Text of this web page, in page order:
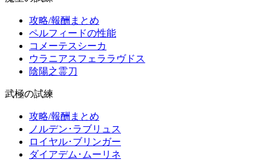
攻略/報酬まとめ
ペルフィードの性能
コメーテスシーカ
ウラニアスフェララヴドス
陰陽之霊刀
武極の試練
攻略/報酬まとめ
ノルデン･ラブリュス
ロイヤル･ブリンガー
ダイアデム･ムーリネ